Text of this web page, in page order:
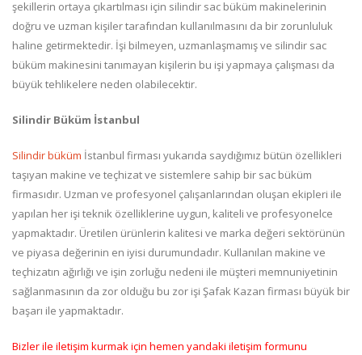
şekillerin ortaya çıkartılması için silindir sac büküm makinelerinin
doğru ve uzman kişiler tarafından kullanılmasını da bir zorunluluk
haline getirmektedir. İşi bilmeyen, uzmanlaşmamış ve silindir sac
büküm makinesini tanımayan kişilerin bu işi yapmaya çalışması da
büyük tehlikelere neden olabilecektir.
Silindir Büküm İstanbul
Silindir büküm İstanbul firması yukarıda saydığımız bütün özellikleri
taşıyan makine ve teçhizat ve sistemlere sahip bir sac büküm
firmasıdır. Uzman ve profesyonel çalışanlarından oluşan ekipleri ile
yapılan her işi teknik özelliklerine uygun, kaliteli ve profesyonelce
yapmaktadır. Üretilen ürünlerin kalitesi ve marka değeri sektörünün
ve piyasa değerinin en iyisi durumundadır. Kullanılan makine ve
teçhizatın ağırlığı ve işin zorluğu nedeni ile müşteri memnuniyetinin
sağlanmasının da zor olduğu bu zor işi Şafak Kazan firması büyük bir
başarı ile yapmaktadır.
Bizler ile iletişim kurmak için hemen yandaki iletişim formunu